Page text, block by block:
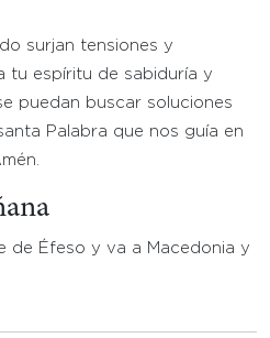
surjan tensiones y
tu espíritu de sabiduría y
puedan buscar soluciones
Palabra que nos guía en
de Éfeso y va a Macedonia y